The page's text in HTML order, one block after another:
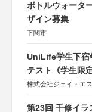
ボトルウォータ
ザイン募集
下関市
UniLife学生下宿
テスト《学生限定
株式会社ジェイ・エ
第23回 千修イラ